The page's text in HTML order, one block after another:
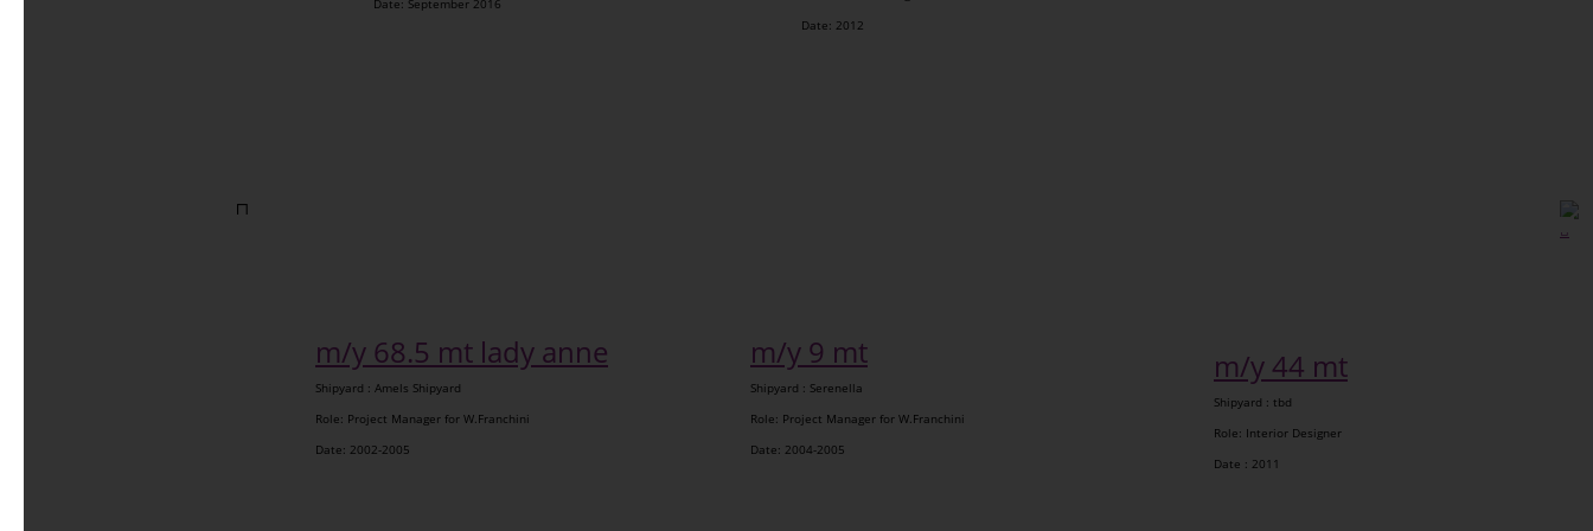
m/y 44 mt
Shipyard : tbd
Role: Interior Designer
Date : 2011
m/y 68.5 mt lady anne
Shipyard : Amels Shipyard
Role: Project Manager for W.Franchini
Date: 2002-2005
m/y 9 mt
Shipyard : Serenella
Role: Project Manager for W.Franchini
Date: 2004-2005
Date: September 2016
Date: 2012